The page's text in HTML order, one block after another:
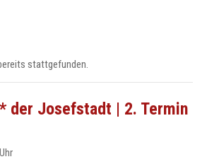
a
v
stattgefunden.
der Josefstadt | 2. Termin